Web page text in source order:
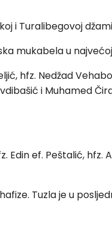
i Turalibegovoj
mukabela u
hfz. Nedžad
i Muhamed
Edin ef. Peštalić,
Tuzla je u